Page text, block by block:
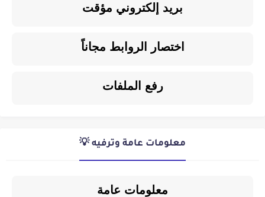
بريد إلكتروني مؤقت
اختصار الروابط مجاناً
رفع الملفات
معلومات عامة وترفيه 💡
معلومات عامة